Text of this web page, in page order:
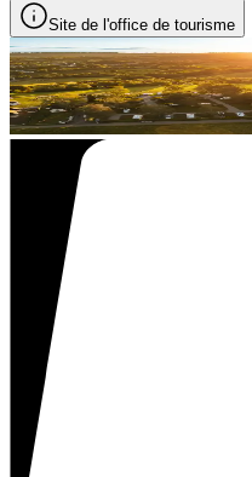
Site de l'office de tourisme